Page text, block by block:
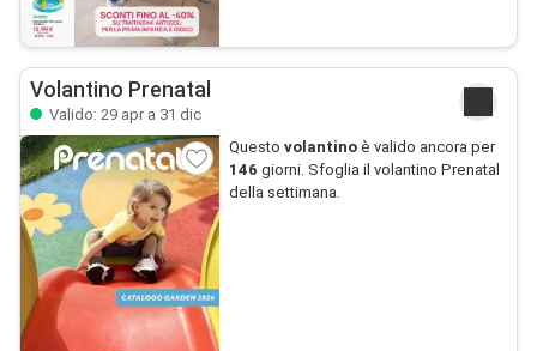
Volantino Prenatal
Valido: 29 apr a 31 dic
Questo volantinoè valido ancora per
146 giorni. Sfoglia il volantino Prenatal
della settimana.